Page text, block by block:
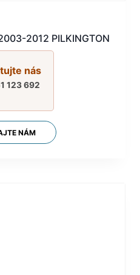
2012 PILKINGTON
nás
123 692
NÁM